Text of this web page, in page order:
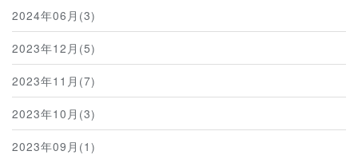
2024年06月(3)
2023年12月(5)
2023年11月(7)
2023年10月(3)
2023年09月(1)